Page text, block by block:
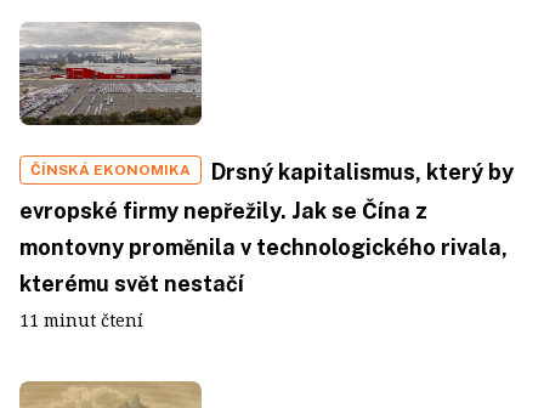
ČÍNSKÁ EKONOMIKA
Drsný kapitalismus, který by
evropské firmy nepřežily. Jak se Čína z
montovny proměnila v technologického rivala,
kterému svět nestačí
11 minut čtení